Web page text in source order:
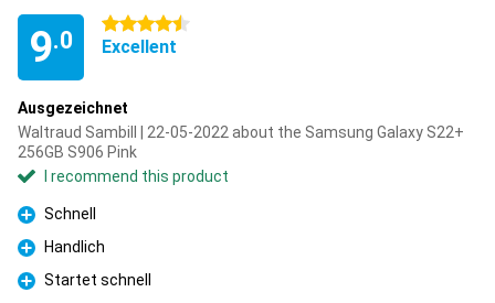
9.0
4.5 stars
Excellent
Ausgezeichnet
Waltraud Sambill | 22-05-2022 about the Samsung Galaxy S22+
256GB S906 Pink
I recommend this product
Pro
Schnell
Pro
Handlich
Pro
Startet schnell